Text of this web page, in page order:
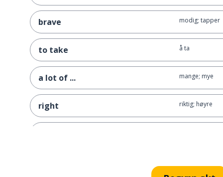
brave modig; tapper
to take å ta
a lot of ... mange; mye
right riktig; høyre